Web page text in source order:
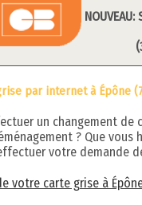
par internet à Épône
un changement de
? Que vous
votre demande
votre carte grise à